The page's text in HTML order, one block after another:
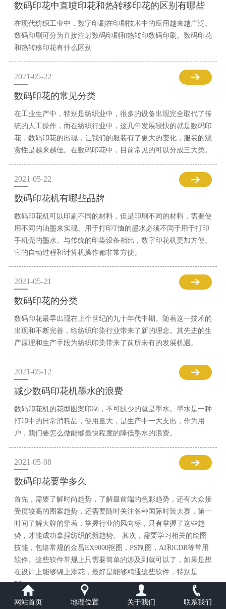
数码印花中直喷印花和热转移印花的区别有哪些
在现代纺织工业中，数字印刷在印刷技术中的应用越来越广泛。
数码印刷可分为直接注射数码印刷和热转印数码印刷。数码印花
和热转移印花有什么区别
2021-05-22
数码印花的常见分类
在工业生产中，特别是纺织业中，很多的设备出现完全取代了传
统的人工操作，而在纺织行业中，这几年发展较快的就是数码印
花，数码印花的出现，让我们的服装有了更大的变化，服装的观
赏性是越来越佳。在数码印花中，目前常见的可以分成三大类。
2021-05-22
数码印花机有哪些品牌
数码印花机可以印刷不同的材料，但是印刷不同的材料，需要使
用不同的油墨来实现。用于打印T恤的墨水必须不同于用于打印
手机壳的墨水。与传统的印染设备相比，数字印花机更加方便。
它的自动过程和计算机操作都非常方便。
2021-05-21
数码印花的分类
数码印花最早出现在上个世纪的九十年代中期。随着这一技术的
出现和不断完善，给纺织印染行业带来了新的理念。其先进的生
产原理和生产手段为纺织印染带来了前所未有的发展机遇。
2021-05-12
减少数码印花机墨水的浪费
数码印花机的花型图案印制，不可缺少的就是墨水。墨水是一种
打印中的日常消耗品，使用量大，是生产中一大支出，作为用
户，我们要怎么做能够最快程度的降低墨水的浪费。
2021-05-08
数码印花要学多久
首先，需要了解时尚趋势，了解最前端的色彩趋势，还有大众接
受度较高的图案趋势，还需要随时关注各种国际时装大赛，第一
时间了解大牌的穿着，掌握行业的风向标，只有掌握了这些趋
势，才能成功拿捏纺织的新趋势。 其次，需要学习相关的绘图
技能，包络常规的金昌EX9000抠图，PS制图，AI和CDR等常用
软件。这些软件常规上只需要简单的涉及到就可以了，如果是想
在设计上能够锦上添花，最好是能够精通这些软件，特别是
PS。
网站首页 地理位置 关于我们 联系我们